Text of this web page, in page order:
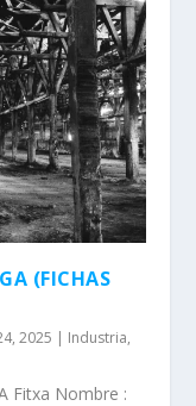
(FICHAS
2025 | Industria,
Fitxa Nombre :